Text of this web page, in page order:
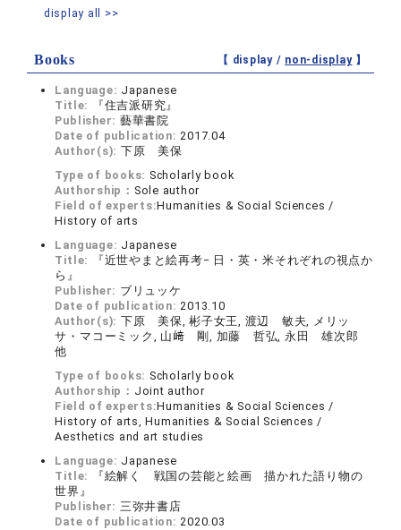
display all >>
Books 【 display / non-display】
Language: Japanese
Title:
『住吉派研究』
Publisher: 藝華書院
Date of publication:2017.04
Author(s): 下原 美保
Type of books: Scholarly book
Authorship： Sole author
Field of experts:Humanities & Social Sciences /
History of arts
Language: Japanese
Title:
『近世やまと絵再考− 日・英・米それぞれの視点か
ら』
Publisher: ブリュッケ
Date of publication:2013.10
Author(s): 下原 美保, 彬子女王, 渡辺 敏夫, メリッ
サ・マコーミック, 山﨑 剛, 加藤 哲弘, 永田 雄次郎
他
Type of books: Scholarly book
Authorship： Joint author
Field of experts:Humanities & Social Sciences /
History of arts, Humanities & Social Sciences /
Aesthetics and art studies
Language: Japanese
Title:
『絵解く 戦国の芸能と絵画 描かれた語り物の
世界』
Publisher: 三弥井書店
Date of publication:2020.03